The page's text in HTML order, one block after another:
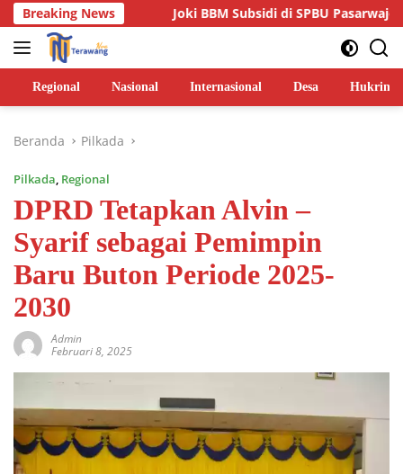
Langsung
ke
konten
Breaking NewsJoki BBM Subsidi di SPBU Pasarwajo Makin
Regional Nasional Internasional Desa Hukrim
Beranda Pilkada
Pilkada, Regional
DPRD Tetapkan Alvin –
Syarif sebagai Pemimpin
Baru Buton Periode 2025-
2030
Admin
Februari 8, 2025